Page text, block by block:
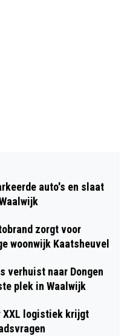
16 MEI
NA
DE SLAGEN
PLANNEN EN
STELT
AAN COLLEGE
auto's en slaat
zorgt voor
woonwijk Kaatsheuvel
verhuist naar Dongen
plek in Waalwijk
XXL logistiek krijgt